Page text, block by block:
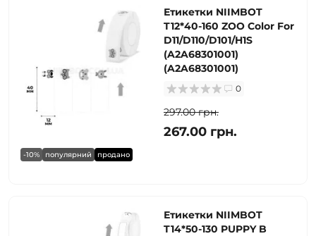
-10% популярний продано
Етикетки NIIMBOT
T12*40-160 ZOO Color For
D11/D110/D101/H1S
(A2A68301001)
(A2A68301001)
0
297.00 грн.
267.00 грн.
Етикетки NIIMBOT
T14*50-130 PUPPY B